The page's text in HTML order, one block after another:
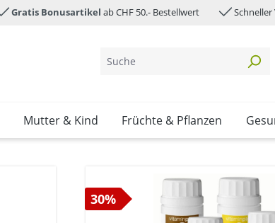
Gratis Bonusartikel ab CHF 50.- Bestellwert Schneller
Mutter & Kind Früchte & Pflanzen
30%